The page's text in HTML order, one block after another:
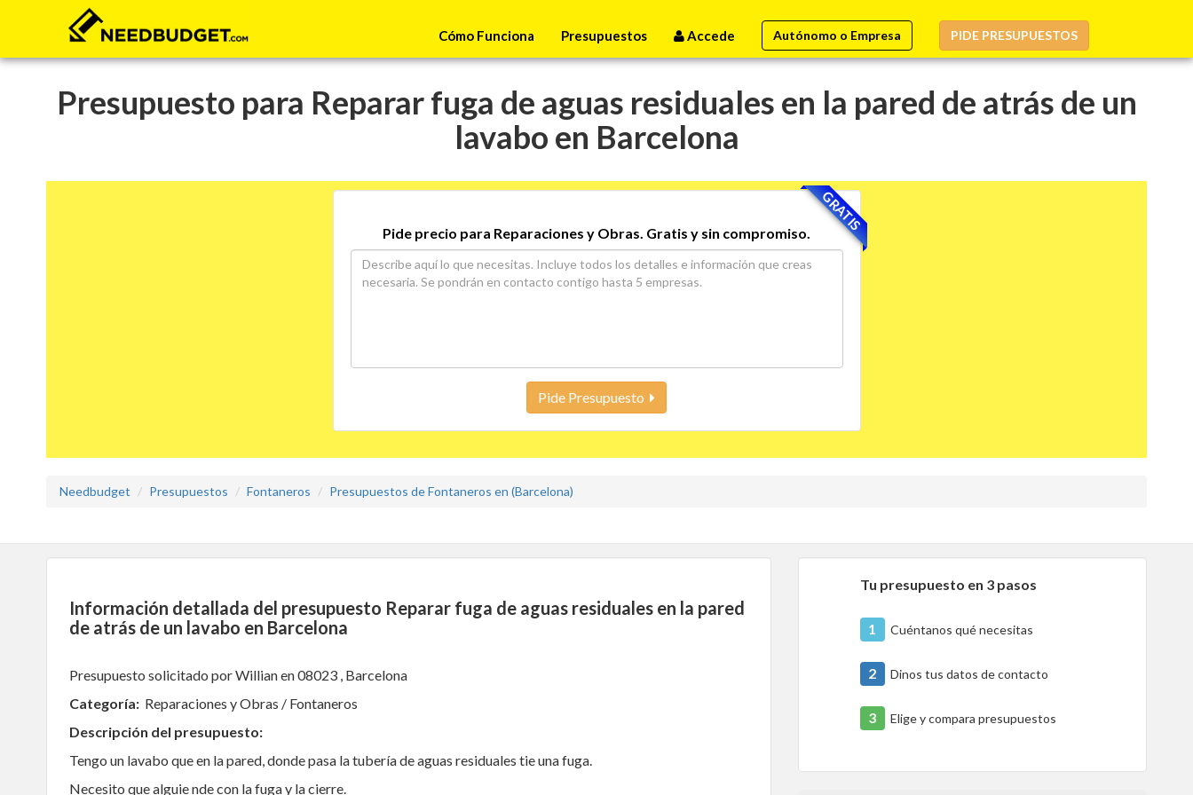
Cómo Funciona Presupuestos Accede Autónomo o Empresa PIDE PRESUPUESTOS
Presupuesto para Reparar fuga de aguas residuales en la pared de atrás de un
lavabo en Barcelona
GRATIS
Pide precio para Reparaciones y Obras. Gratis y sin compromiso.
Pide Presupuesto
Needbudget Presupuestos Fontaneros Presupuestos de Fontaneros en (Barcelona)
Información detallada del presupuesto Reparar fuga de aguas residuales en la pared
de atrás de un lavabo en Barcelona
Presupuesto solicitado por Willian en 08023 , Barcelona
Categoría: Reparaciones y Obras / Fontaneros
Descripción del presupuesto:
Tengo un lavabo que en la pared, donde pasa la tubería de aguas residuales tie una fuga.
Necesito que alguie nde con la fuga y la cierre.
Tu presupuesto en 3 pasos
1 Cuéntanos qué necesitas
2 Dinos tus datos de contacto
3 Elige y compara presupuestos